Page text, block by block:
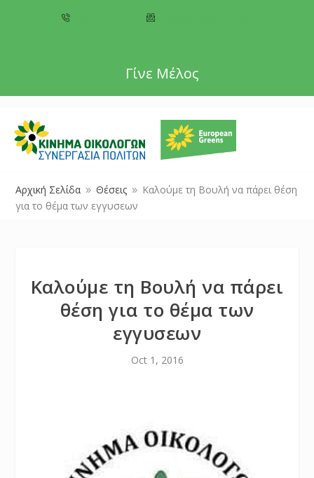
Γίνε Μέλος
Αρχική Σελίδα 9 Θέσεις 9
Καλούμε τη Βουλή να πάρει θέση
για το θέμα των εγγυσεων
Καλούμε τη Βουλή να πάρει
θέση για το θέμα των
εγγυσεων
Oct 1, 2016